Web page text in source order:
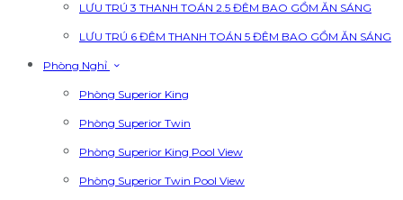
LƯU TRÚ 3 THANH TOÁN 2.5 ĐÊM BAO GỒM ĂN SÁNG
LƯU TRÚ 6 ĐÊM THANH TOÁN 5 ĐÊM BAO GỒM ĂN SÁNG
Phòng Nghỉ
Phòng Superior King
Phòng Superior Twin
Phòng Superior King Pool View
Phòng Superior Twin Pool View